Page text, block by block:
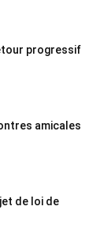
progressif
amicales
de loi de